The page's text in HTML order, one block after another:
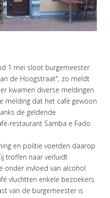
1 mei sloot burgemeester
de Hoogstraat", zo meldt
kwamen diverse meldingen
melding dat het café gewoon
de geldende
restaurant Samba e Fado.
en politie voerden daarop
troffen naar verluidt
onder invloed van alcohol
vluchtten enkele bezoekers
van de burgemeester is